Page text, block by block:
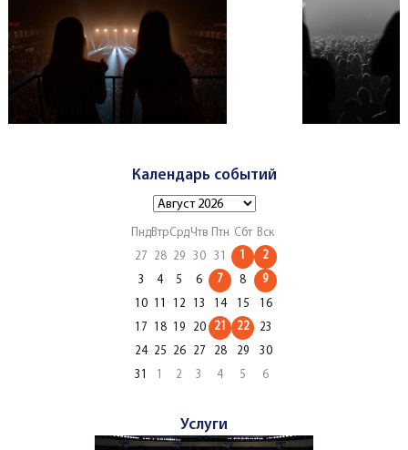
Календарь событий
ПндВтрСрдЧтв Птн Сбт Вск
27
28 29 30 31 1 2
3 4 5 6 7 8 9
10 12 13 14 15
16
17
18 19 20 21 22
23
24
25 26 27 28 29
30
31
2 3 4 5 6
Услуги